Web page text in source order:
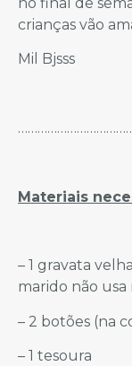
crianças vão
Mil Bjsss
Materiais
– 1 gravata
marido não usa
– 2 botões (na
– 1 tesoura